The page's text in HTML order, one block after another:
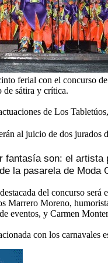
ferial con el concurso
de sátira y crítica.
de Los
al juicio de dos jurados
fantasía son: el
la pasarela de
del concurso
Marrero Moreno,
eventos, y Carmen
con los carnavales